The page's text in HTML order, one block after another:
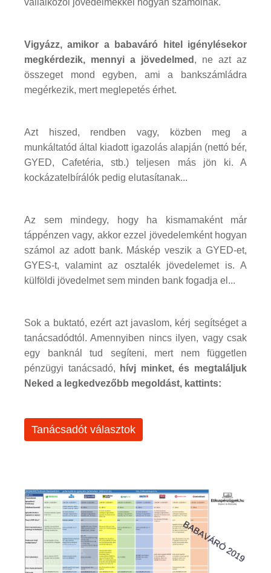
Vigyázz, amikor a babaváró hitel igénylésekor
megkérdezik, mennyi a jövedelmed , ne azt az
összeget mond egyben, ami a bankszámládra
megérkezik, mert meglepetés érhet.
Azt hiszed, rendben vagy, közben meg a
munkáltatód által kiadott igazolás alapján (nettó bér,
GYED, Cafetéria, stb.) teljesen más jön ki. A
kockázatelbírálók pedig elutasítanak...
Az sem mindegy, hogy ha kismamaként már
táppénzen vagy, akkor ezzel jövedelemként hogyan
számol az adott bank. Máskép veszik a GYED-et,
GYES-t, valamint az osztalék jövedelemet is. A
külföldi jövedelmet sem minden bank fogadja el...
Sok a buktató, ezért azt javaslom, kérj segítséget a
tanácsadódtól. Amennyiben nincs ilyen, vagy csak
egy banknál tud segíteni, mert nem független
pénzügyi tanácsadó,
hívj minket, és megtaláljuk
Neked a legkedvezőbb megoldást, kattints:
Tanácsadót választok